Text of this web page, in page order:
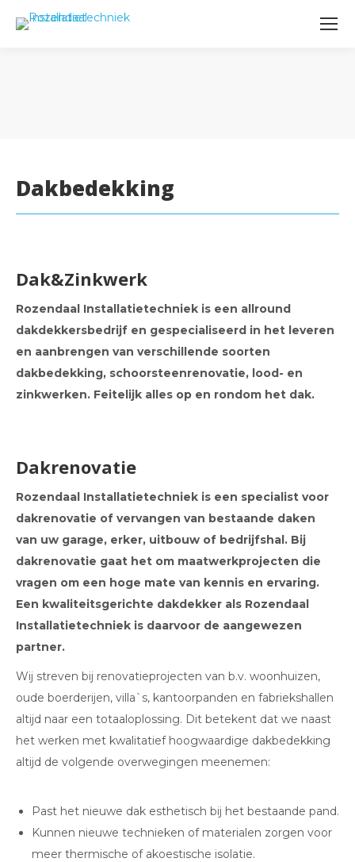
Dakbedekking
Dak&Zinkwerk
Rozendaal Installatietechniek is een allround
dakdekkersbedrijf en gespecialiseerd in het leveren
en aanbrengen van verschillende soorten
dakbedekking, schoorsteenrenovatie, lood- en
zinkwerken. Feitelijk alles op en rondom het dak.
Dakrenovatie
Rozendaal Installatietechniek is een specialist voor
dakrenovatie of vervangen van bestaande daken
van uw garage, erker, uitbouw of bedrijfshal. Bij
dakrenovatie gaat het om maatwerkprojecten die
vragen om een hoge mate van kennis en ervaring.
Een kwaliteitsgerichte dakdekker als Rozendaal
Installatietechniek is daarvoor de aangewezen
partner.
Wij streven bij renovatieprojecten van b.v. woonhuizen,
oude boerderijen, villa`s, kantoorpanden en fabriekshallen
altijd naar een totaaloplossing. Dit betekent dat we naast
het werken met kwalitatief hoogwaardige dakbedekking
altijd de volgende overwegingen meenemen:
Past het nieuwe dak esthetisch bij het bestaande pand.
Kunnen nieuwe technieken of materialen zorgen voor
meer thermische of akoestische isolatie.